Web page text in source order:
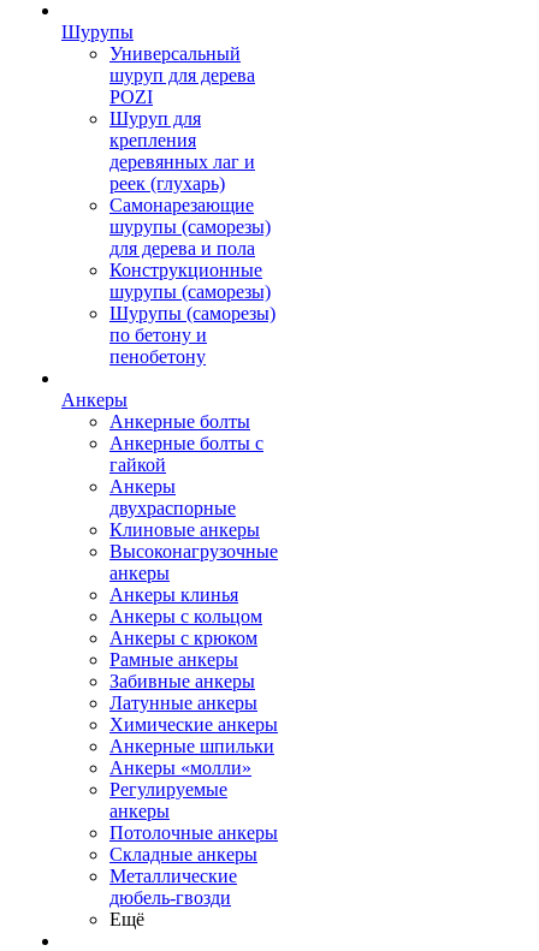
Шурупы
Универсальный
шуруп для дерева
POZI
Шуруп для
крепления
деревянных лаг и
реек (глухарь)
Самонарезающие
шурупы (саморезы)
для дерева и пола
Конструкционные
шурупы (саморезы)
Шурупы (саморезы)
по бетону и
пенобетону
Анкеры
Анкерные болты
Анкерные болты с
гайкой
Анкеры
двухраспорные
Клиновые анкеры
Высоконагрузочные
анкеры
Анкеры клинья
Анкеры с кольцом
Анкеры с крюком
Рамные анкеры
Забивные анкеры
Латунные анкеры
Химические анкеры
Анкерные шпильки
Анкеры «молли»
Регулируемые
анкеры
Потолочные анкеры
Складные анкеры
Металлические
дюбель-гвозди
Ещё